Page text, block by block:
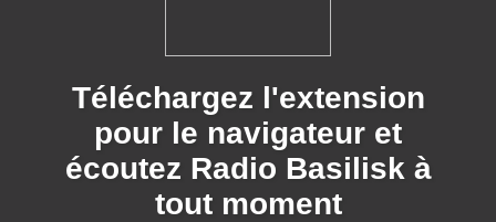
Téléchargez l'extension
pour le navigateur et
écoutez Radio Basilisk à
tout moment